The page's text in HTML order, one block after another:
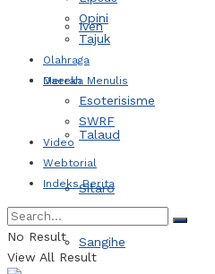
Iven
Daerah
Talaud
Sitaro
Sangihe
Opini
Tajuk
Olahraga
Mereka Menulis
Esoterisisme
SWRF
Video
Webtorial
Indeks Berita
No Result
View All Result